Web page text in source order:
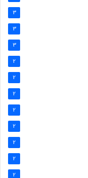
3
3
3
2
2
2
2
2
2
2
2